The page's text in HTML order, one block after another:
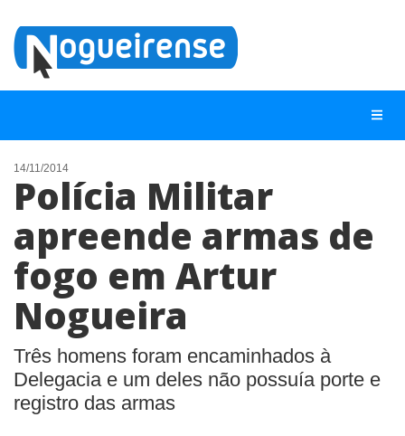
NOTÍCIAS
LISTA DIGITAL
TELEFONES ÚTEIS
QUEM SOMOS
CONTATO
ANUNCIE
14/11/2014
Polícia Militar
apreende armas de
fogo em Artur
Nogueira
Três homens foram encaminhados à
Delegacia e um deles não possuía porte e
registro das armas